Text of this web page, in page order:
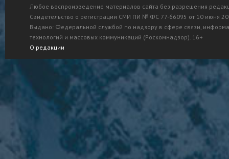
Любое воспроизведение материалов сайта без разрешения
Свидетельство о регистрации СМИ ПИ № ФС 77-66095 от 10 июня
Выдано: Федеральной службой по надзору в сфере связи,
технологий и массовых коммуникаций (Роскомнадзор). 16+
О редакции